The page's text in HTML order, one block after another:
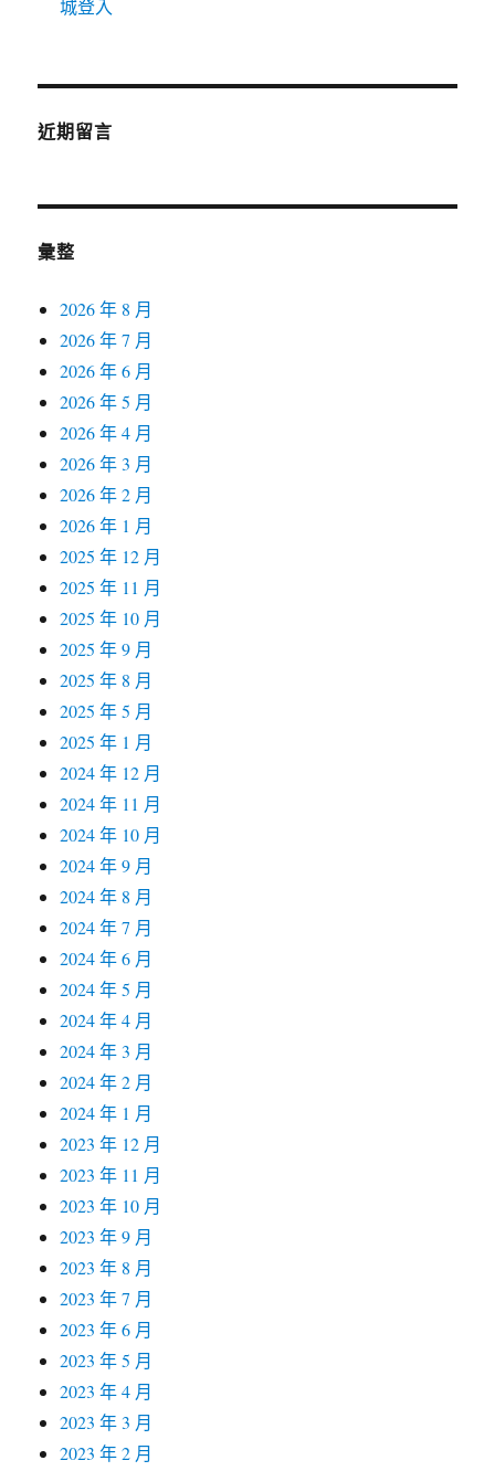
城登入
近期留言
彙整
2026 年 8 月
2026 年 7 月
2026 年 6 月
2026 年 5 月
2026 年 4 月
2026 年 3 月
2026 年 2 月
2026 年 1 月
2025 年 12 月
2025 年 11 月
2025 年 10 月
2025 年 9 月
2025 年 8 月
2025 年 5 月
2025 年 1 月
2024 年 12 月
2024 年 11 月
2024 年 10 月
2024 年 9 月
2024 年 8 月
2024 年 7 月
2024 年 6 月
2024 年 5 月
2024 年 4 月
2024 年 3 月
2024 年 2 月
2024 年 1 月
2023 年 12 月
2023 年 11 月
2023 年 10 月
2023 年 9 月
2023 年 8 月
2023 年 7 月
2023 年 6 月
2023 年 5 月
2023 年 4 月
2023 年 3 月
2023 年 2 月